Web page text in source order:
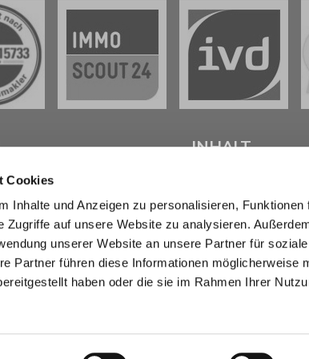
Cookies
Inhalte und Anzeigen zu personalisieren, Funktionen
Zugriffe auf unsere Website zu analysieren.
unserer Website an unsere Partner für
Partner führen diese Informationen möglicherweise
haben oder die sie im Rahmen Ihrer
stehen wir Ihnen beim
bei der Vermietung Ihrer
Seite.
wir Sie in allen Fragen
Haus oder Ihre Wohnung in
wir sind für Sie da.
INHALT
Verkaufen
Kaufen
Marktberichte
Erbimmobilien
Wissen
Über uns